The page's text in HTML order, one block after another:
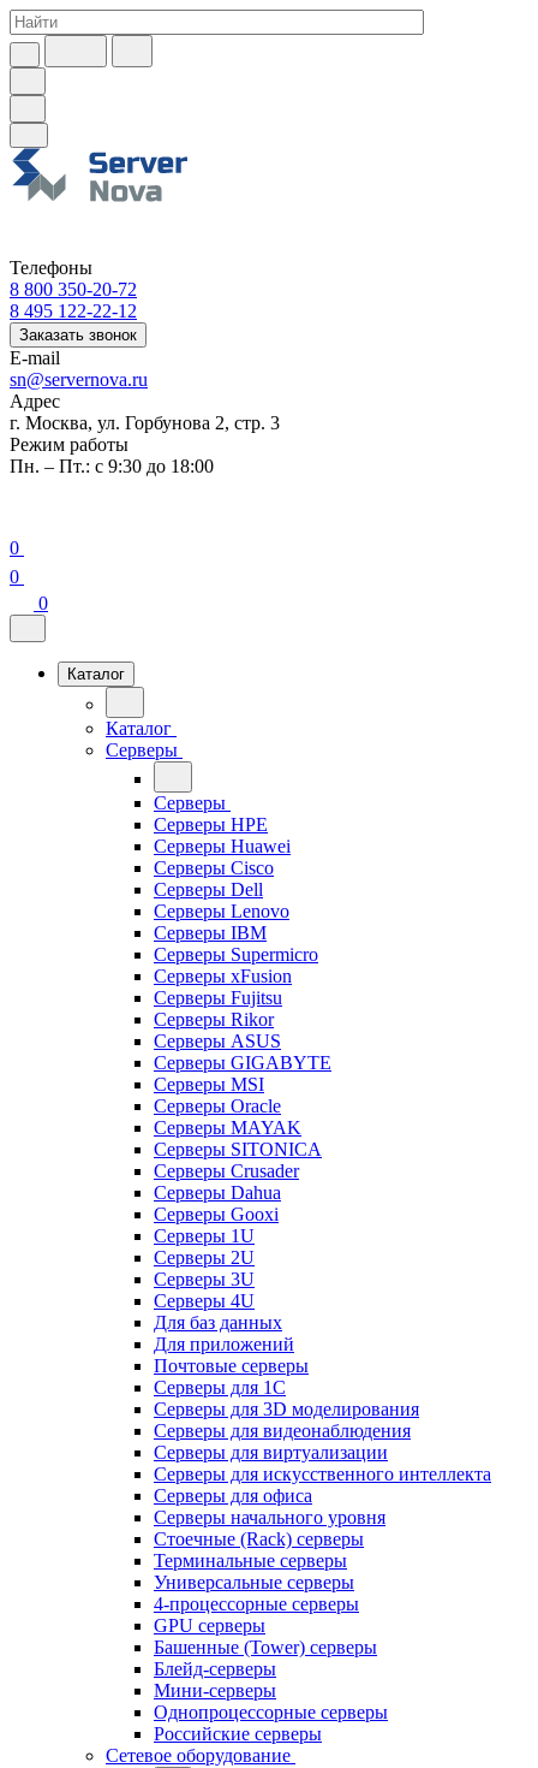
Телефоны
8 800 350-20-72
8 495 122-22-12
Заказать звонок
E-mail
sn@servernova.ru
Адрес
г. Москва, ул. Горбунова 2, стр. 3
Режим работы
Пн. – Пт.: с 9:30 до 18:00
0
0
0
Каталог
Каталог
Серверы
Серверы
Серверы HPE
Серверы Huawei
Серверы Cisco
Серверы Dell
Серверы Lenovo
Серверы IBM
Серверы Supermicro
Серверы xFusion
Серверы Fujitsu
Серверы Rikor
Серверы ASUS
Серверы GIGABYTE
Серверы MSI
Серверы Oracle
Серверы MAYAK
Серверы SITONICA
Серверы Crusader
Серверы Dahua
Серверы Gooxi
Серверы 1U
Серверы 2U
Серверы 3U
Серверы 4U
Для баз данных
Для приложений
Почтовые серверы
Серверы для 1С
Серверы для 3D моделирования
Серверы для видеонаблюдения
Серверы для виртуализации
Серверы для искусственного интеллекта
Серверы для офиса
Серверы начального уровня
Стоечные (Rack) серверы
Терминальные серверы
Универсальные серверы
4-процессорные серверы
GPU серверы
Башенные (Tower) серверы
Блейд-серверы
Мини-серверы
Однопроцессорные серверы
Российские серверы
Сетевое оборудование